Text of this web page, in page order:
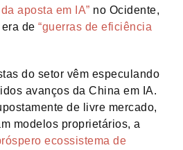
aposta em IA” no Ocidente,
de “guerras de eficiência
do setor vêm especulando
avanços da China em IA.
de livre mercado,
modelos proprietários, a
ecossistema de